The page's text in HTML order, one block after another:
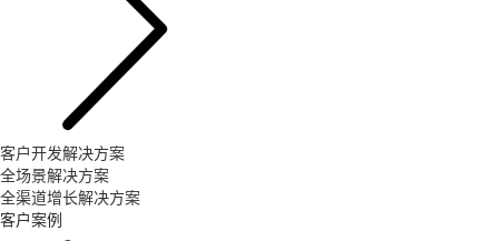
客户开发解决方案
全场景解决方案
全渠道增长解决方案
客户案例